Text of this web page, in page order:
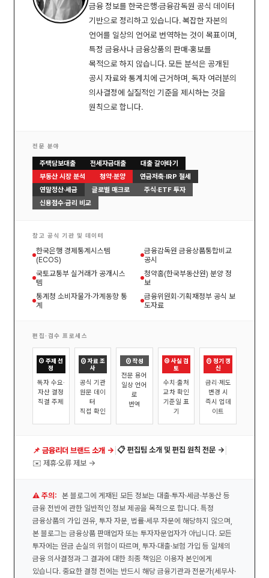
금융 정보를 한국은행·금융감독원 공식 데이터
기반으로 정리하고 있습니다. 복잡한 자본의
언어를 일상의 언어로 번역하는 것이 목표이며,
특정 금융사나 금융상품의 판매·홍보를
목적으로 하지 않습니다. 모든 분석은 공개된
공시 자료와 통계치에 근거하며, 독자 여러분의
의사결정에 실질적인 기준을 제시하는 것을
원칙으로 합니다.
전문 분야
주택담보대출 전세자금대출
대출 갈아타기
부동산 시장 분석
청약·분양
연금저축·IRP 절세
연말정산·세금
글로벌 매크로
주식·ETF 투자
신용점수·금리 비교
참고 공식 기관 및 데이터
한국은행 경제통계시스템
(ECOS)
금융감독원 금융상품통합비교
공시
국토교통부 실거래가 공개시스
템
청약홈(한국부동산원) 분양 정
보
통계청 소비자물가·가계동향 통
계
금융위원회·기획재정부 공식 보
도자료
편집·검수 프로세스
① 주제 선
정
독자 수요·
자산 결정
직결 주제
② 자료 조
사
공식 기관
원문 데이
터
직접 확인
③ 작성
전문 용어
일상 언어
로
번역
④ 사실 검
토
수치·출처
교차 확인
기준일 표
기
⑤ 정기 갱
신
금리·제도
변경 시
즉시 업데
이트
📌 금융리더 브랜드 소개 → 📋 편집팀 소개 및 편집 원칙 전문 →
✉️ 제휴·오류 제보 →
⚠️ 주의: 본 블로그에 게재된 모든 정보는 대출·투자·세금·부동산 등
금융 전반에 관한 일반적인 정보 제공을 목적으로 합니다. 특정
금융상품의 가입 권유, 투자 자문, 법률·세무 자문에 해당하지 않으며,
본 블로그는 금융상품 판매업자 또는 투자자문업자가 아닙니다. 모든
투자에는 원금 손실의 위험이 따르며, 투자·대출·보험 가입 등 일체의
금융 의사결정과 그 결과에 대한 최종 책임은 이용자 본인에게
있습니다. 중요한 결정 전에는 반드시 해당 금융기관과 전문가(세무사·